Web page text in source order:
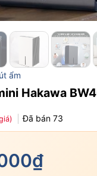
ẩm
Hakawa
Đã bán 73
₫